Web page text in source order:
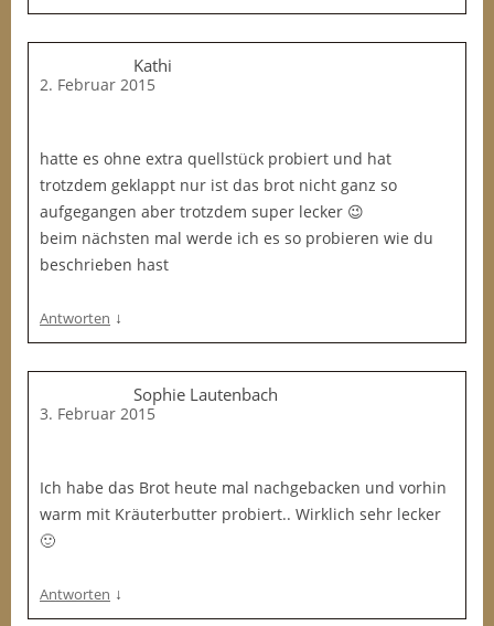
Kathi
2. Februar 2015
hatte es ohne extra quellstück probiert und hat
trotzdem geklappt nur ist das brot nicht ganz so
aufgegangen aber trotzdem super lecker 😉
beim nächsten mal werde ich es so probieren wie du
beschrieben hast
Antworten ↓
Sophie Lautenbach
3. Februar 2015
Ich habe das Brot heute mal nachgebacken und vorhin
warm mit Kräuterbutter probiert.. Wirklich sehr lecker
🙂
Antworten ↓